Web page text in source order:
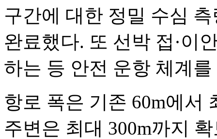
구간에 대한 정밀 수심
완료했다. 또 선박 접·이
하는 등 안전 운항 체계
항로 폭은 기존 60m에서
주변은 최대 300m까지